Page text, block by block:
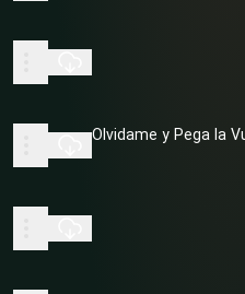
Olvidame y Pega la